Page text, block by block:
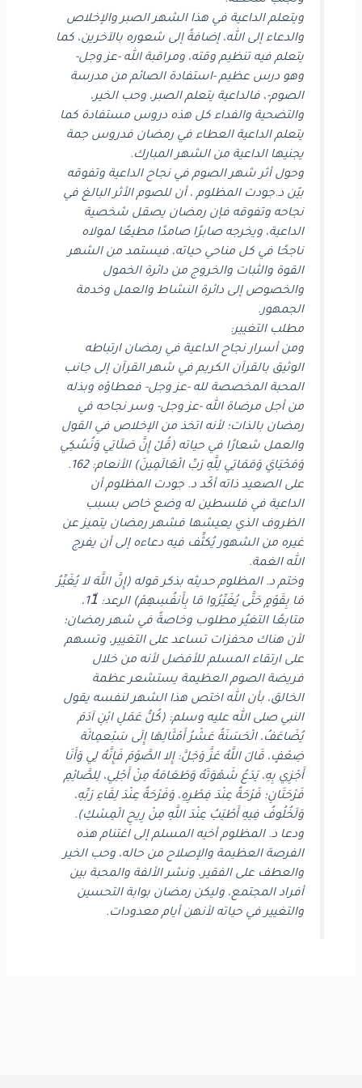
ويتعلم الداعية في هذا الشهر الصبر والإخلاص
والدعاء إلى الله، إضافةً إلى شعوره بالآخرين، كما
يتعلم فيه تنظيم وقته، ومراقبة الله -عز وجل-
وهو درس عظيم -استفادة الصائم من مدرسة
الصوم-، فالداعية يتعلم الصبر، وحب الخير،
والتضحية والفداء كل هذه دروس مستفادة كما
يتعلم الداعية العطاء في رمضان فدروس جمة
يجنيها الداعية من الشهر المبارك.
وحول أثر شهر الصوم في نجاح الداعية وتفوقه
بيّن د.جودت المظلوم ، أن للصوم الأثر البالغ في
نجاحه وتفوقه فإن رمضان يصقل شخصية
الداعية، ويخرجه صابرًا صامدًا مطيعًا لمولاه
ناجحًا في كل مناحي حياته، فيستمد من الشهر
القوة والثبات والخروج من دائرة الخمول
والخصوص إلى دائرة النشاط والعمل وخدمة
الجمهور.
مطلب التغيير:
ومن أسرار نجاح الداعية في رمضان ارتباطه
الوثيق بالقرآن الكريم في شهر القرآن إلى جانب
المحبة المخصصة لله -عز وجل- فعطاؤه وبذله
من أجل مرضاة الله -عز وجل- وسر نجاحه في
رمضان بالذات؛ لأنه اتخذ من الإخلاص في القول
والعمل شعارًا في حياته (قُلْ إِنَّ صَلَاتِي وَنُسُكِي
وَمَحْيَايَ وَمَمَاتِي لِلَّهِ رَبِّ الْعَالَمِينَ) الأنعام: 162.
على الصعيد ذاته أكّد د. جودت المظلوم أن
الداعية في فلسطين له وضع خاص بسبب
الظروف الذي يعيشها فشهر رمضان يتميز عن
غيره من الشهور يُكثِّف فيه دعاءه إلى أن يفرج
الله الغمة.
وختم د. المظلوم حديثه بذكر قوله (إِنَّ اللَّهَ لا يُغَيِّرُ
مَا بِقَوْمٍ حَتَّى يُغَيِّرُوا مَا بِأَنفُسِهِمْ) الرعد: 11ّ،
متابعًا التغيُر مطلوب وخاصةً في شهر رمضان؛
لأن هناك محفزات تساعد على التغيير، وتسهم
على ارتقاء المسلم للأفضل لأنه من خلال
فريضة الصوم العظيمة يستشعر عظمة
الخالق، بأن الله اختص هذا الشهر لنفسه يقول
النبي صلى الله عليه وسلم: (كُلُّ عَمَلِ ابْنِ آدَمَ
يُضَاعَفُ، الْحَسَنَةُ عَشْرُ أَمْثَالِهَا إِلَى سَبْعمِائَة
ضِعْفٍ، قَالَ اللَّهُ عَزَّ وَجَلَّ: إِلا الصَّوْمَ فَإِنَّهُ لِي وَأَنَا
أَجْزِي بِهِ، يَدَعُ شَهْوَتَهُ وَطَعَامَهُ مِنْ أَجْلِي، لِلصَّائِمِ
فَرْحَتَانِ؛ فَرْحَةٌ عِنْدَ فِطْرِهِ، وَفَرْحَةٌ عِنْدَ لِقَاءِ رَبِّهِ،
وَلَخُلُوفُ فِيهِ أَطْيَبُ عِنْدَ اللَّهِ مِنْ رِيحِ الْمِسْكِ).
ودعا د. المظلوم أخيه المسلم إلى اغتنام هذه
الفرصة العظيمة والإصلاح من حاله، وحب الخير
والعطف على الفقير، ونشر الألفة والمحبة بين
أفراد المجتمع، وليكن رمضان بوابة التحسين
والتغيير في حياته لأنهن أيام معدودات.